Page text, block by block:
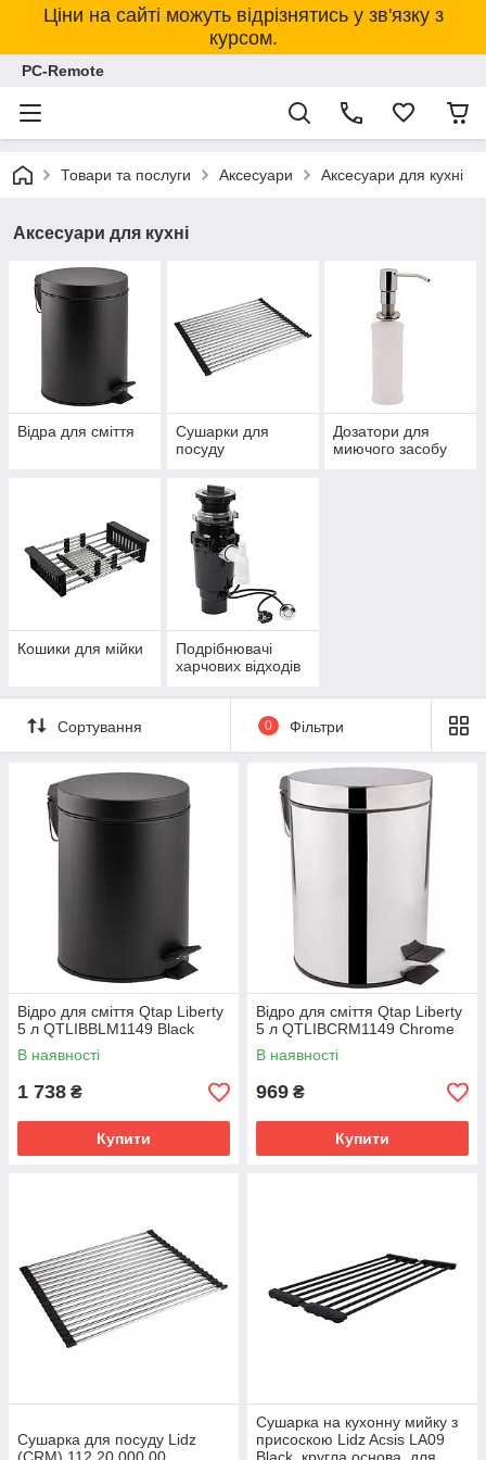
Ціни на сайті можуть відрізнятись у зв'язку з
курсом.
PC-Remote
Товари та послуги Аксесуари Аксесуари для кухні
Аксесуари для кухні
Відра для сміття
Сушарки для
посуду
Дозатори для
миючого засобу
Кошики для мійки
Подрібнювачі
харчових відходів
Сортування 0 Фільтри
Відро для сміття Qtap Liberty
5 л QTLIBBLM1149 Black
В наявності
1 738 ₴
Купити
Відро для сміття Qtap Liberty
5 л QTLIBCRM1149 Chrome
В наявності
969 ₴
Купити
Сушарка для посуду Lidz
Сушарка на кухонну мийку з
присоскою Lidz Acsis LA09